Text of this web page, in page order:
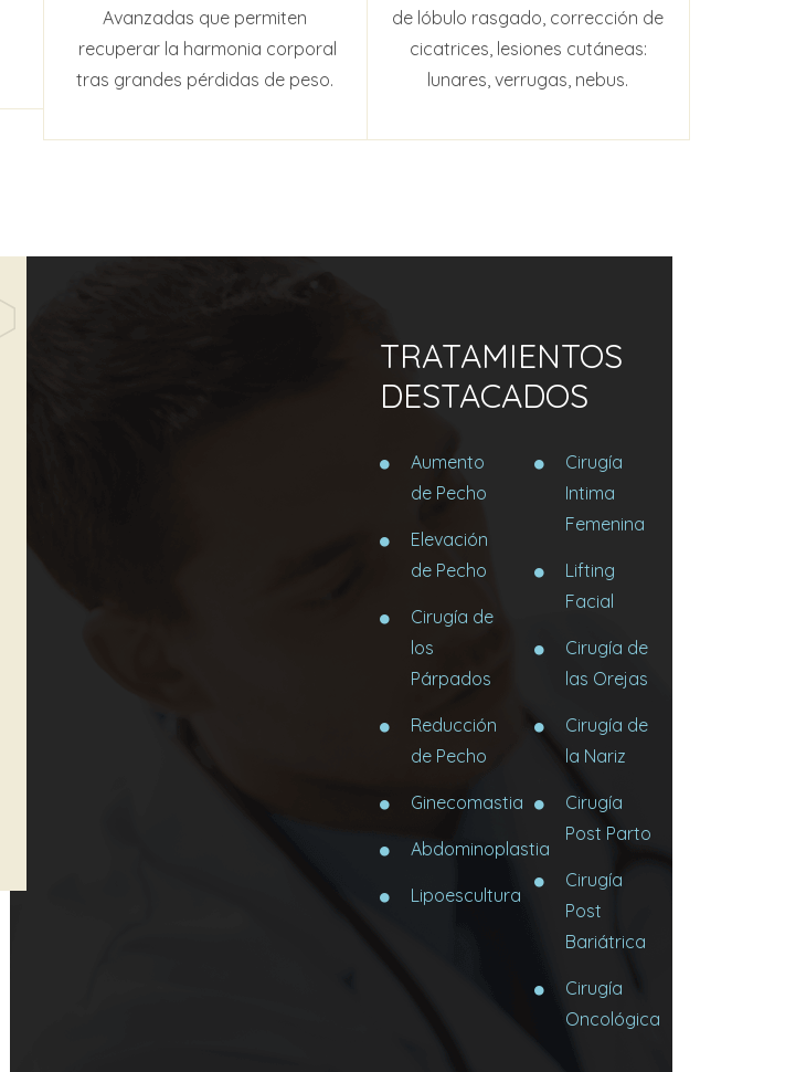
Avanzadas que permiten
recuperar la harmonia corporal
tras grandes pérdidas de peso.
de lóbulo rasgado, corrección de
cicatrices, lesiones cutáneas:
lunares, verrugas, nebus.
TRATAMIENTOS
DESTACADOS
Aumento
de Pecho
Elevación
de Pecho
Cirugía de
los
Párpados
Reducción
de Pecho
Ginecomastia
Abdominoplastia
Lipoescultura
Cirugía
Intima
Femenina
Lifting
Facial
Cirugía de
las Orejas
Cirugía de
la Nariz
Cirugía
Post Parto
Cirugía
Post
Bariátrica
Cirugía
Oncológica